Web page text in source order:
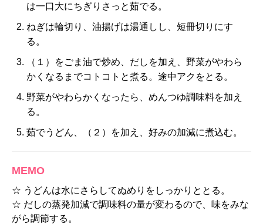
は一口大にちぎりさっと茹でる。
ねぎは輪切り、油揚げは湯通しし、短冊切りにす
る。
（１）をごま油で炒め、だしを加え、野菜がやわら
かくなるまでコトコトと煮る。途中アクをとる。
野菜がやわらかくなったら、めんつゆ調味料を加え
る。
茹でうどん、（２）を加え、好みの加減に煮込む。
MEMO
☆ うどんは水にさらしてぬめりをしっかりととる。
☆ だしの蒸発加減で調味料の量が変わるので、味をみな
がら調節する。